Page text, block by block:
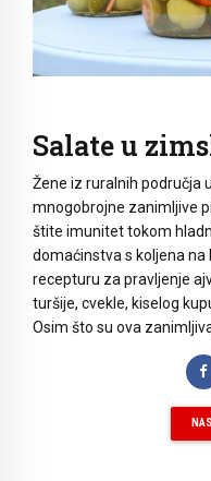
Salate u
Žene iz ruralnih područja
mnogobrojne zanimljive
štite imunitet tokom
domaćinstva s koljena
recepturu za pravljenje
turšije, cvekle, kiselog
Osim što su ova